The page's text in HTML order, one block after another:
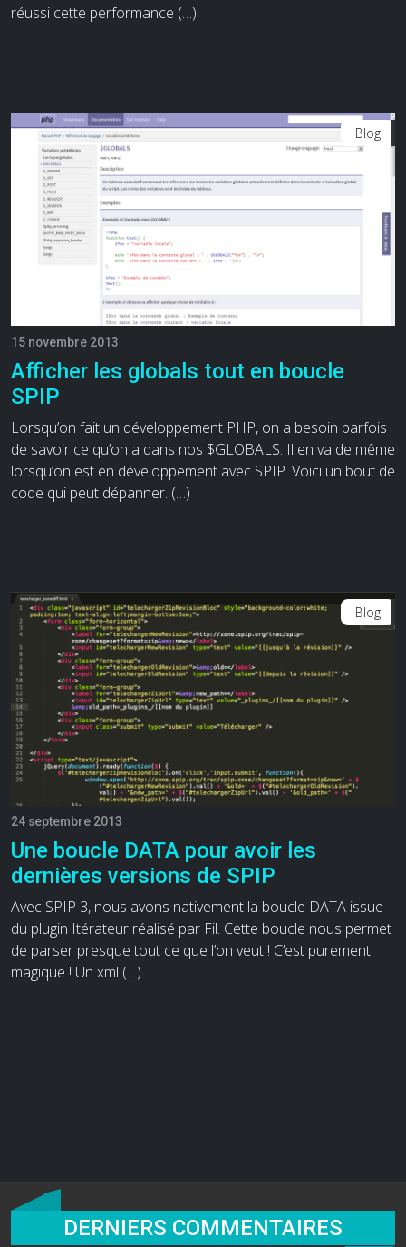
réussi cette performance (…)
Blog
15 novembre 2013
Afficher les globals tout en boucle
SPIP
Lorsqu’on fait un développement PHP, on a besoin parfois
de savoir ce qu’on a dans nos $GLOBALS. Il en va de même
lorsqu’on est en développement avec SPIP. Voici un bout de
code qui peut dépanner. (…)
Blog
24 septembre 2013
Une boucle DATA pour avoir les
dernières versions de SPIP
Avec SPIP 3, nous avons nativement la boucle DATA issue
du plugin Itérateur réalisé par Fil. Cette boucle nous permet
de parser presque tout ce que l’on veut ! C’est purement
magique ! Un xml (…)
DERNIERS COMMENTAIRES